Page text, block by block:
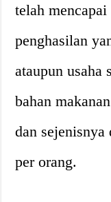
telah
penghasilan
ataupun usaha
bahan
dan
per orang.